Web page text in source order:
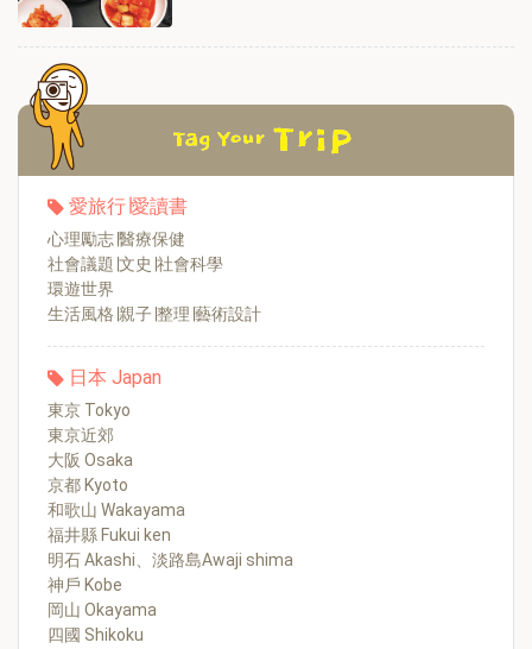
愛旅行∣愛讀書
心理勵志∣醫療保健
社會議題∣文史∣社會科學
環遊世界
生活風格∣親子∣整理∣藝術設計
日本 Japan
東京 Tokyo
東京近郊
大阪 Osaka
京都 Kyoto
和歌山 Wakayama
福井縣 Fukui ken
明石 Akashi、淡路島Awaji shima
神戶 Kobe
岡山 Okayama
四國 Shikoku